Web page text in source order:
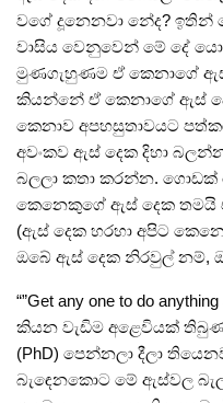
වගේ දූනෙනවා නේද?
වාසිය වෙනුවෙන්‌ මේ දේ
මුණගැහුණම ඒ කෙනාගේ
කියන්නේ ඒ කෙනාගේ ඇස්‌
කෙනාව අපහසුතාවයට
අවංකව ඇස්‌ දෙක දිහා
බලලා කතා කරන්න. ගොඩක්‌
කෙනෙකුගේ ඇස්‌ දෙක තමයි
(ඇස්‌ දෙක හරහා අපිට
ඔබේ ඇස්‌ දෙක නිරවුල්‌ නම්‌,
“”Get any one to do
කියන වැඩිම අළෙවියක්‌
(PhD) පෙන්නලා දීලා
බැඳෙනකොට මේ ඇස්වල